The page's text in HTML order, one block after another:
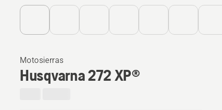
Motosierras
Husqvarna 272 XP®